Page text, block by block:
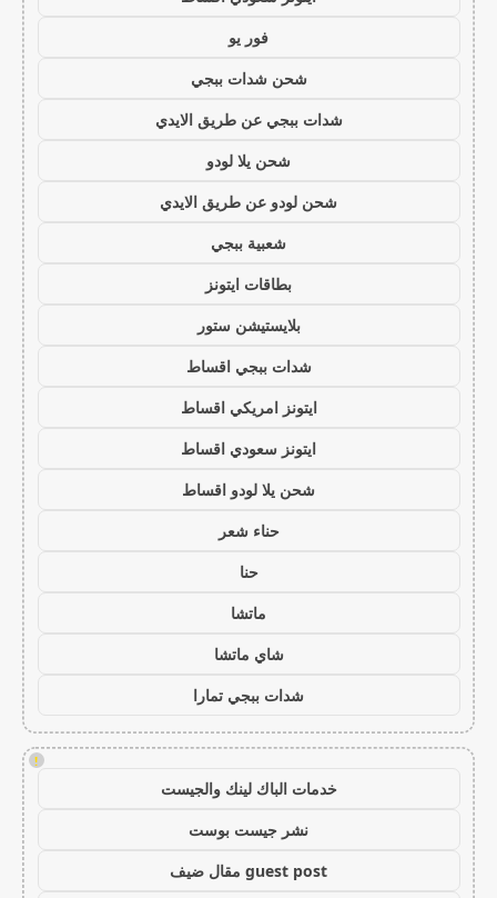
فور يو
شحن شدات ببجي
شدات ببجي عن طريق الايدي
شحن يلا لودو
شحن لودو عن طريق الايدي
شعبية ببجي
بطاقات ايتونز
بلايستيشن ستور
شدات ببجي اقساط
ايتونز امريكي اقساط
ايتونز سعودي اقساط
شحن يلا لودو اقساط
حناء شعر
حنا
ماتشا
شاي ماتشا
شدات ببجي تمارا
!
خدمات الباك لينك والجيست
نشر جيست بوست
guest post مقال ضيف